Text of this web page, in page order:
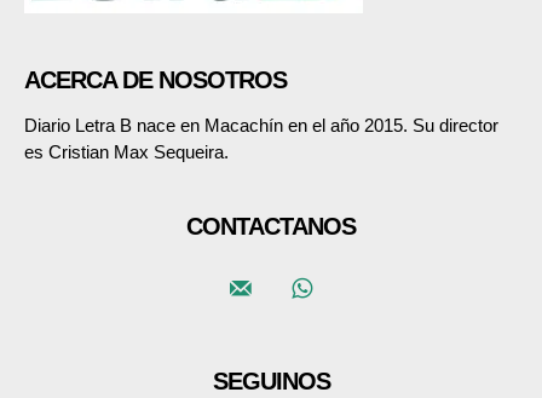
ACERCA DE NOSOTROS
Diario Letra B nace en Macachín en el año 2015. Su director
es Cristian Max Sequeira.
CONTACTANOS
SEGUINOS